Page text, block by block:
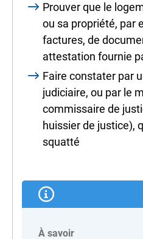
Prouver que le
ou sa propriété, par
factures, de
attestation fournie
Faire constater par
judiciaire, ou par le
commissaire de
huissier de justice),
squatté
À savoir